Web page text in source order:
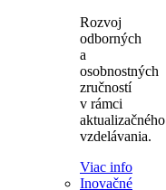
Rozvoj
odborných
a
osobnostných
zručností
v rámci
aktualizačného
vzdelávania.
Viac info
Inovačné